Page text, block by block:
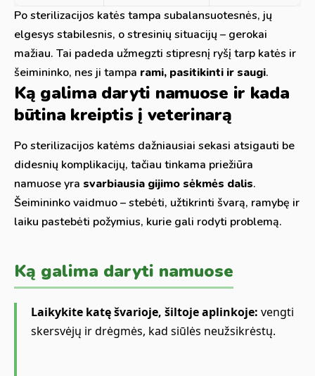
Po sterilizacijos katės tampa subalansuotesnės, jų
elgesys stabilesnis, o stresinių situacijų – gerokai
mažiau. Tai padeda užmegzti stipresnį ryšį tarp katės ir
šeimininko, nes ji tampa rami, pasitikinti ir saugi.
Ką galima daryti namuose ir kada
būtina kreiptis į veterinarą
Po sterilizacijos katėms dažniausiai sekasi atsigauti be
didesnių komplikacijų, tačiau tinkama priežiūra
namuose yra svarbiausia gijimo sėkmės dalis.
Šeimininko vaidmuo – stebėti, užtikrinti švarą, ramybę ir
laiku pastebėti požymius, kurie gali rodyti problemą.
Ką galima daryti namuose
Laikykite katę švarioje, šiltoje aplinkoje: vengti
skersvėjų ir drėgmės, kad siūlės neužsikrėstų.